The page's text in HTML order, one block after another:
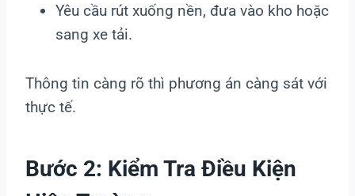
Yêu cầu rút xuống nền, đưa vào kho hoặc
sang xe tải.
Thông tin càng rõ thì phương án càng sát với
thực tế.
Bước 2: Kiểm Tra Điều Kiện